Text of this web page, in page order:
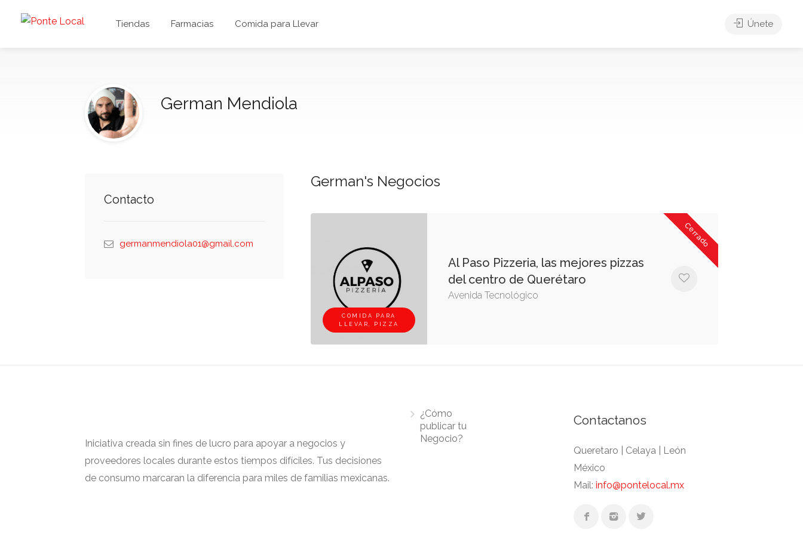
Tiendas Farmacias Comida para Llevar Únete
German Mendiola
Contacto
germanmendiola01@gmail.com
German's Negocios
COMIDA PARA
LLEVAR, PIZZA
Cerrado
Al Paso Pizzeria, las mejores pizzas
del centro de Querétaro
Avenida Tecnológico
Iniciativa creada sin fines de lucro para apoyar a negocios y
proveedores locales durante estos tiempos difíciles. Tus decisiones
de consumo marcaran la diferencia para miles de familias mexicanas.
¿Cómo
publicar tu
Negocio?
Contactanos
Queretaro | Celaya | León
México
Mail: info@pontelocal.mx